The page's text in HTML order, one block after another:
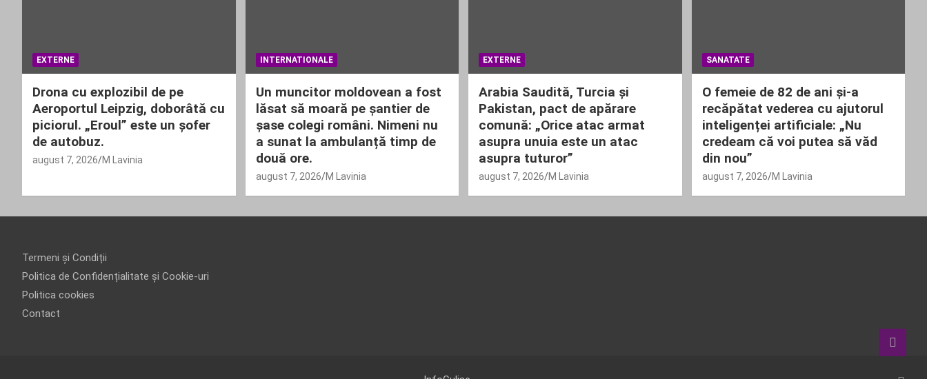
EXTERNE
Drona cu explozibil de pe
Aeroportul Leipzig, doborâtă cu
piciorul. „Eroul” este un șofer
de autobuz.
august 7, 2026 M Lavinia
INTERNATIONALE
Un muncitor moldovean a fost
lăsat să moară pe șantier de
șase colegi români. Nimeni nu
a sunat la ambulanță timp de
două ore.
august 7, 2026 M Lavinia
EXTERNE
Arabia Saudită, Turcia și
Pakistan, pact de apărare
comună: „Orice atac armat
asupra unuia este un atac
asupra tuturor”
august 7, 2026 M Lavinia
SANATATE
O femeie de 82 de ani și-a
recăpătat vederea cu ajutorul
inteligenței artificiale: „Nu
credeam că voi putea să văd
din nou”
august 7, 2026 M Lavinia
Termeni și Condiții
Politica de Confidențialitate și Cookie-uri
Politica cookies
Contact